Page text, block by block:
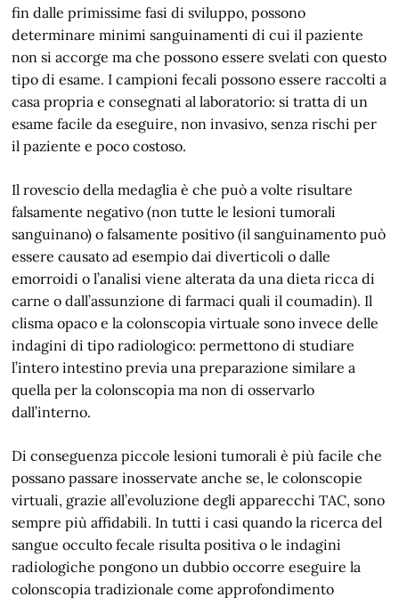
fin dalle primissime fasi di sviluppo, possono
determinare minimi sanguinamenti di cui il paziente
non si accorge ma che possono essere svelati con questo
tipo di esame. I campioni fecali possono essere raccolti a
casa propria e consegnati al laboratorio: si tratta di un
esame facile da eseguire, non invasivo, senza rischi per
il paziente e poco costoso.
Il rovescio della medaglia è che può a volte risultare
falsamente negativo (non tutte le lesioni tumorali
sanguinano) o falsamente positivo (il sanguinamento può
essere causato ad esempio dai diverticoli o dalle
emorroidi o l’analisi viene alterata da una dieta ricca di
carne o dall’assunzione di farmaci quali il coumadin). Il
clisma opaco e la colonscopia virtuale sono invece delle
indagini di tipo radiologico: permettono di studiare
l’intero intestino previa una preparazione similare a
quella per la colonscopia ma non di osservarlo
dall’interno.
Di conseguenza piccole lesioni tumorali è più facile che
possano passare inosservate anche se, le colonscopie
virtuali, grazie all’evoluzione degli apparecchi TAC, sono
sempre più affidabili. In tutti i casi quando la ricerca del
sangue occulto fecale risulta positiva o le indagini
radiologiche pongono un dubbio occorre eseguire la
colonscopia tradizionale come approfondimento